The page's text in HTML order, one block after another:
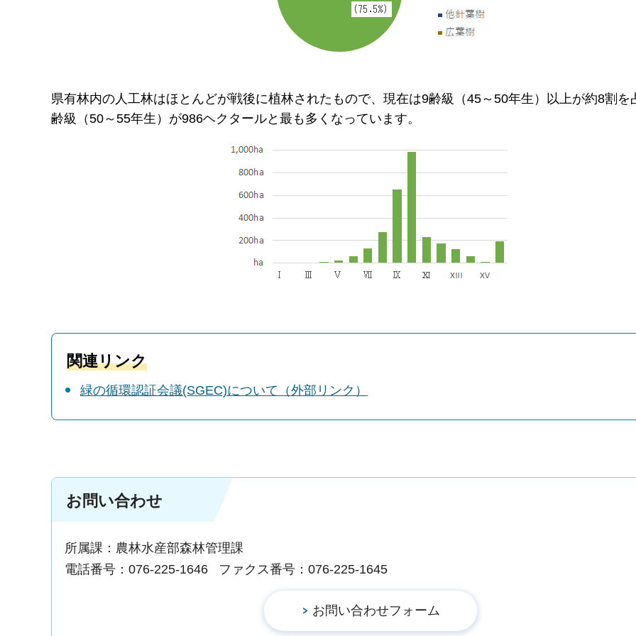
県有林内の人工林はほとんどが戦後に植林されたもので、現在は9齢級（45～50年生）以上が約8割を
齢級（50～55年生）が986ヘクタールと最も多くなっています。
関連リンク
緑の循環認証会議(SGEC)について（外部リンク）
お問い合わせ
所属課：農林水産部森林管理課
電話番号：076-225-1646
ファクス番号：076-225-1645